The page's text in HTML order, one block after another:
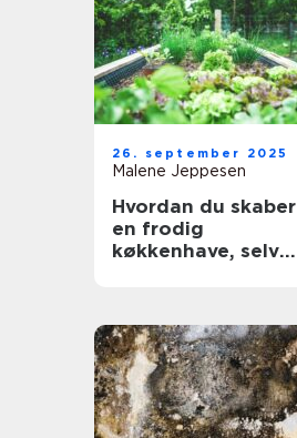
26. september 2025
Malene Jeppesen
Hvordan du skaber
en frodig
køkkenhave, selv